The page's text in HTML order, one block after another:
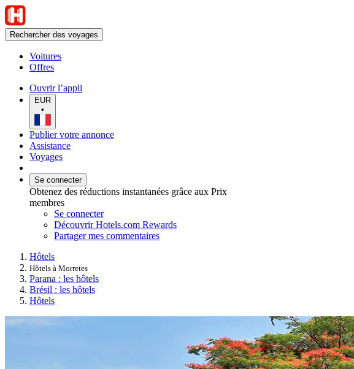
Rechercher des voyages
Voitures
Offres
Ouvrir l’appli
EUR
•
Publier votre annonce
Assistance
Voyages
Se connecter
Obtenez des réductions instantanées grâce aux Prix
membres
Se connecter
Découvrir Hotels.com Rewards
Partager mes commentaires
Hôtels
Hôtels à Morretes
Parana : les hôtels
Brésil : les hôtels
Hôtels